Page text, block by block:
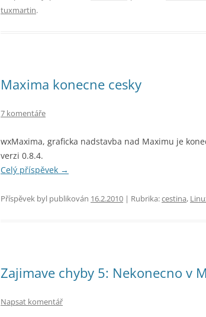
tuxmartin.
Maxima konecne cesky
7 komentáře
wxMaxima, graficka nadstavba nad Maximu je
verzi 0.8.4.
Celý příspěvek →
Příspěvek byl publikován 16.2.2010 | Rubrika:cestina,
Zajimave chyby 5: Nekonecno v
Napsat komentář